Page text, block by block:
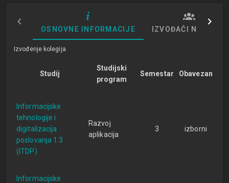
OSNOVNE INFORMACIJE IZVOĐAČI NASTAVE
Izvođenje kolegija
Studij
Studijski
program
Semestar Obavezan
Informacijske
tehnologije i
digitalizacija
poslovanja 1.3
(ITDP)
Razvoj
aplikacija
3 izborni
Informacijske